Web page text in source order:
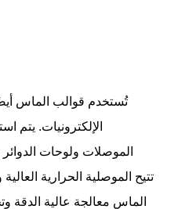
تُستخدم قوالب الماس
الإلكترونيات. يتم
الموصلات ولوحات الدوائر
تتيح الموصلية الحرارية
الماس معالجة عالية الدقة